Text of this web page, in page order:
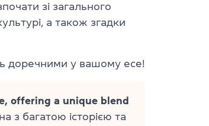
зі загального
а також згадки
доречними у вашому есе!
offering a unique blend
з багатою історією та